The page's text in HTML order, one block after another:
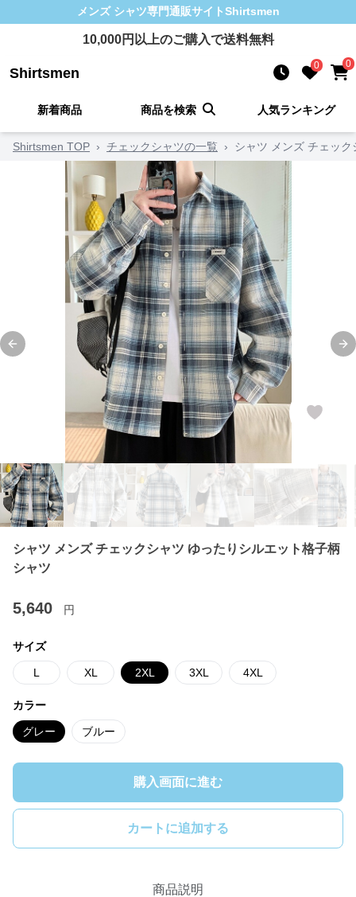
メンズ シャツ専門通販サイトShirtsmen
10,000円以上のご購入で送料無料
Shirtsmen 0 0
新着商品 商品を検索 人気ランキング
Shirtsmen TOP › チェックシャツの一覧 › シャツ メンズ チェッ
Previous slide
シャツ メンズ チェックシャツ ゆったりシルエット格子柄
シャツ
5,640 円
サイズ
L XL 2XL 3XL 4XL
カラー
グレー ブルー
購入画面に進む
カートに追加する
商品説明